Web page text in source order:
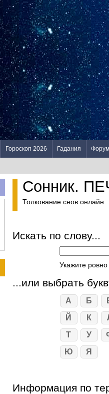
Гороскоп 2026 Гадания
Сонник.
Толкование снов онлайн
Искать по слову...
Укажите
...или выбрать
А Б
Й
К
Т
У
Ю
Я
Информация по